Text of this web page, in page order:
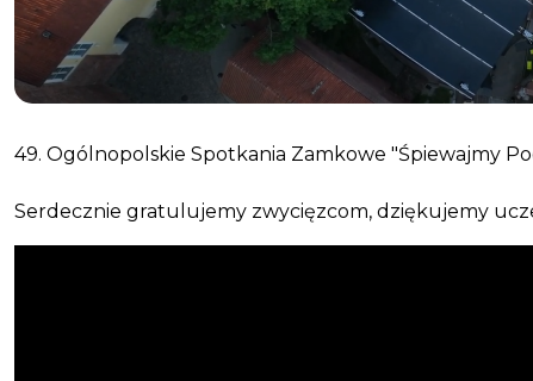
49. Ogólnopolskie Spotkania Zamkowe "Śpiewajmy
Serdecznie gratulujemy zwycięzcom, dziękujemy